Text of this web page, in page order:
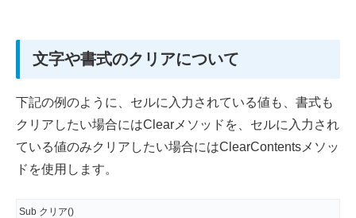
文字や書式のクリアについて
下記の例のように、セルに入力されている値も、書式も
クリアしたい場合にはClearメソッドを、セルに入力され
ている値のみクリアしたい場合にはClearContentsメソッ
ドを使用します。
Sub クリア()